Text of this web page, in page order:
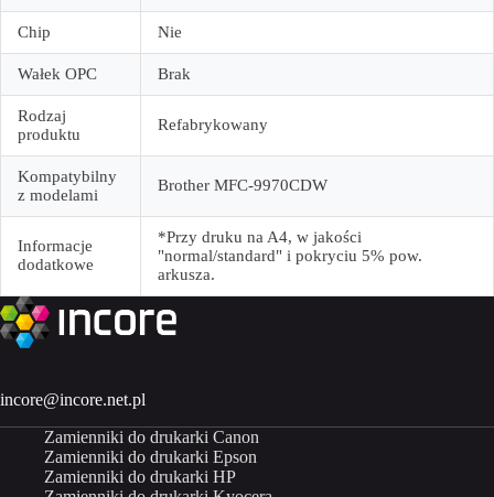
Chip Nie
Wałek OPC Brak
Rodzaj
produktu
Refabrykowany
Kompatybilny
z modelami
Brother MFC-9970CDW
Informacje
dodatkowe
*Przy druku na A4, w jakości
"normal/standard" i pokryciu 5% pow.
arkusza.
incore@incore.net.pl
Zamienniki do drukarki Canon
Zamienniki do drukarki Epson
Zamienniki do drukarki HP